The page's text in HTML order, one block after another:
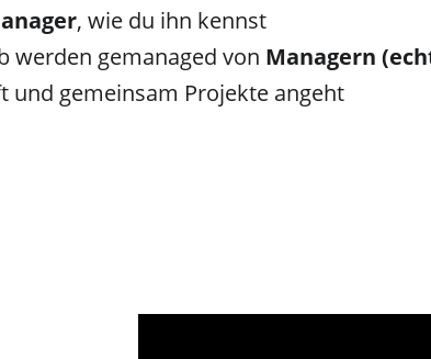
, wie du ihn kennst
werden gemanaged von Managern
und gemeinsam Projekte angeht